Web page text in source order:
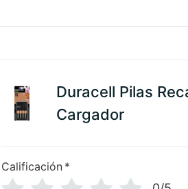
Duracell Pilas
Cargador
Calificación *